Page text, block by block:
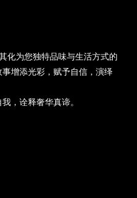
化为您独特品味与生活方式的
增添光彩，赋予自信，演绎
，诠释奢华真谛。